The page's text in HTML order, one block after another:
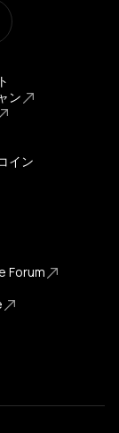
ン
イン
Forum